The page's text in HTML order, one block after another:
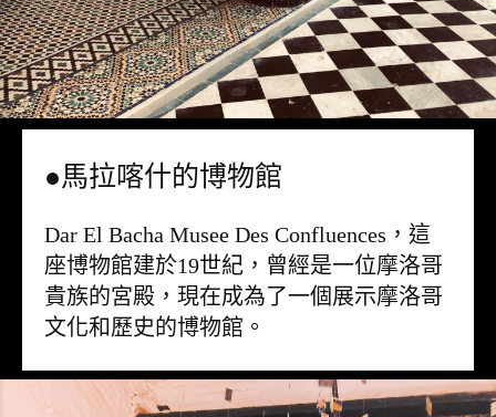
●馬拉喀什的博物館
Dar El Bacha Musee Des Confluences，這
座博物館建於19世紀，曾經是一位摩洛哥
貴族的宮殿，現在成為了一個展示摩洛哥
文化和歷史的博物館。